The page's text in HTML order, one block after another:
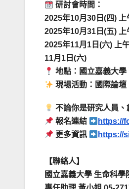
研討會時間：
2025年10月30日(四)
2025年10月31日(五)
2025年11月1日(六) 上
11月1日(六)
地點：國立嘉義大
現場活動：國際論壇
不論你是研究人員、
報名連結
https://
更多資訊
https://
【聯絡人】
國立嘉義大學 生命科學